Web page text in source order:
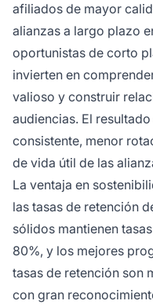
afiliados de mayor
alianzas a largo plazo
oportunistas de corto
invierten en
valioso y construir
audiencias. El
consistente, menor
de vida útil de las
La ventaja en
las tasas de retención
sólidos mantienen
80%, y los mejores
tasas de retención son
con gran